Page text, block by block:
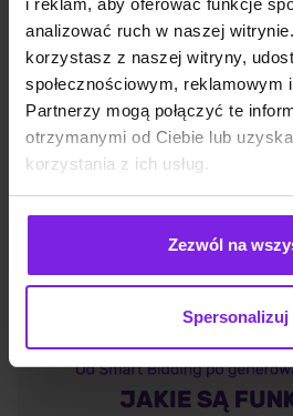
i reklam, aby oferować funkcje
analizować ruch w naszej
korzystasz z naszej witryny,
społecznościowym, reklamowym
Partnerzy mogą połączyć te
otrzymanymi od Ciebie lub
korzystania z ich usług.
Zezwól na
Spersonalizuj
Google Discover: czym
SEO